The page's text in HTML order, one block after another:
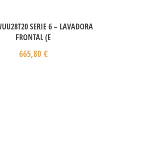
SERIE 6 – LAVADORA
FRONTAL (E
665,80 €